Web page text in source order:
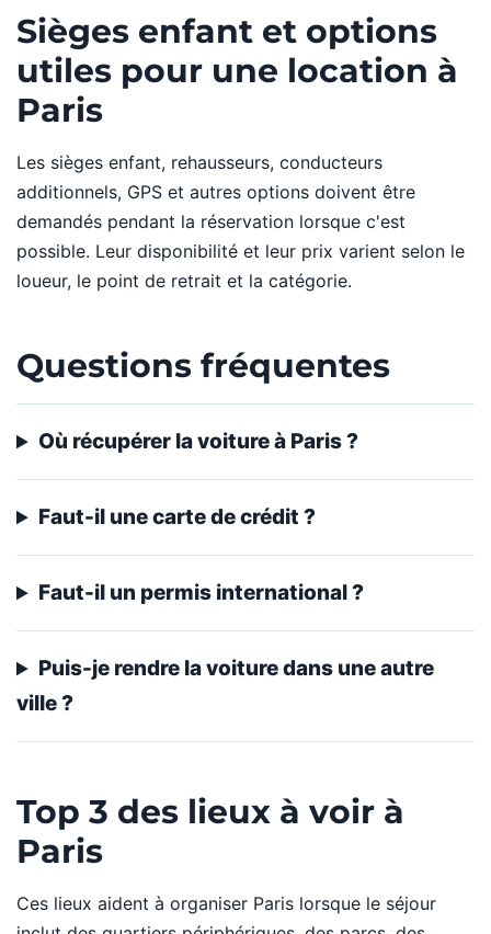
Sièges enfant et options
utiles pour une location à
Paris
Les sièges enfant, rehausseurs, conducteurs
additionnels, GPS et autres options doivent être
demandés pendant la réservation lorsque c'est
possible. Leur disponibilité et leur prix varient selon le
loueur, le point de retrait et la catégorie.
Questions fréquentes
Où récupérer la voiture à Paris ?
Faut-il une carte de crédit ?
Faut-il un permis international ?
Puis-je rendre la voiture dans une autre
ville ?
Top 3 des lieux à voir à
Paris
Ces lieux aident à organiser Paris lorsque le séjour